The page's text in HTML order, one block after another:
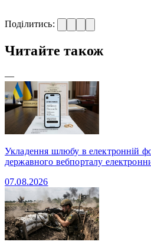
Поділитись:
Читайте також
—
Укладення шлюбу в електронній
державного вебпорталу
07.08.2026